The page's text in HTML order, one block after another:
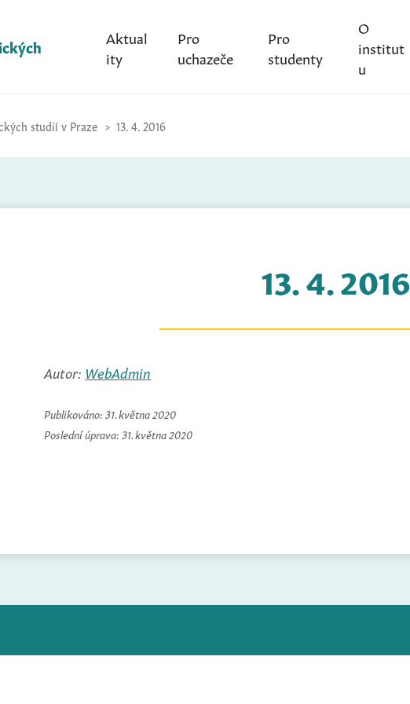
Aktual
ity
Pro
uchazeče
Pro
studenty
O
institut
u
studií v Praze 13. 4. 2016
13. 4. 2016
Autor: WebAdmin
Publikováno: 31. května 2020
Poslední úprava: 31. května 2020